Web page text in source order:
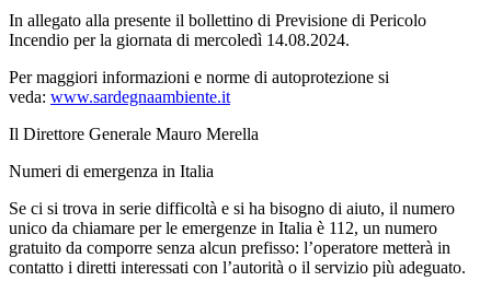
In allegato alla presente il bollettino di Previsione di Pericolo
Incendio per la giornata di mercoledì 14.08.2024.
Per maggiori informazioni e norme di autoprotezione si
veda: www.sardegnaambiente.it
Il Direttore Generale Mauro Merella
Numeri di emergenza in Italia
Se ci si trova in serie difficoltà e si ha bisogno di aiuto, il numero
unico da chiamare per le emergenze in Italia è 112, un numero
gratuito da comporre senza alcun prefisso: l’operatore metterà in
contatto i diretti interessati con l’autorità o il servizio più adeguato.